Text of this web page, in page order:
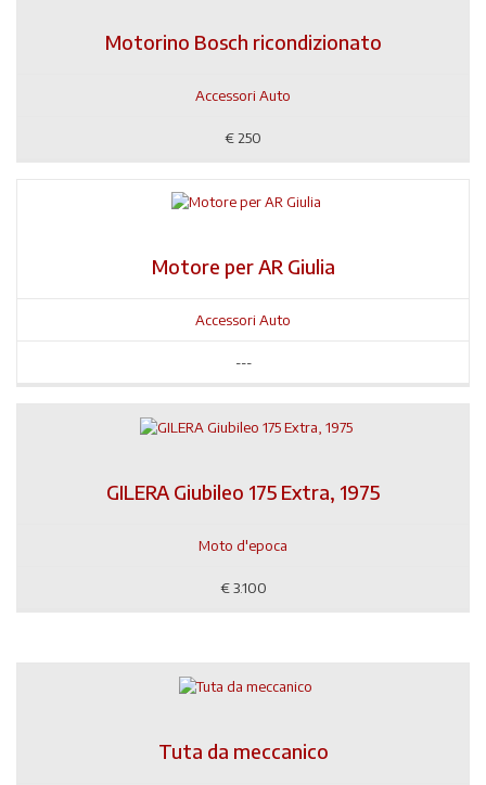
Motorino Bosch ricondizionato
Accessori Auto
€250
Motore per AR Giulia
Accessori Auto
---
GILERA Giubileo 175 Extra, 1975
Moto d'epoca
€ 3.100
Tuta da meccanico